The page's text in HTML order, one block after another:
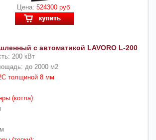
Цена: 524300 руб
с автоматикой LAVORO L-200
200 кВт
до 2000 м2
толщиной 8 мм
(котла):